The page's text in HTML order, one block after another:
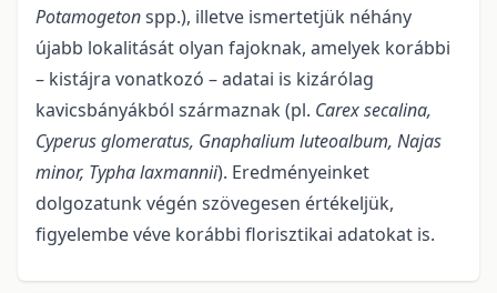
Potamogetonspp.), illetve ismertetjük néhány
újabb lokalitását olyan fajoknak, amelyek korábbi
– kistájra vonatkozó – adatai is kizárólag
kavicsbányákból származnak (pl. Carex secalina,
Cyperus glomeratus, Gnaphalium luteoalbum, Najas
minor, Typha laxmannii). Eredményein­ket
dolgozatunk végén szövegesen értékeljük,
figyelembe véve korábbi florisztikai adatokat is.